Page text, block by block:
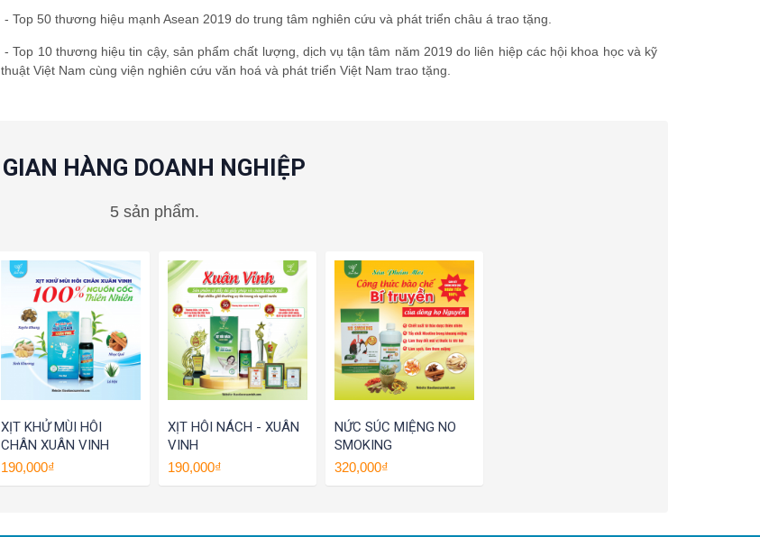
- Top 50 thương hiệu mạnh Asean 2019 do trung tâm nghiên cứu và phát triển châu á trao tặng.
- Top 10 thương hiệu tin cậy, sản phẩm chất lượng, dịch vụ tận tâm năm 2019 do liên hiệp các hội khoa học và kỹ
thuật Việt Nam cùng viện nghiên cứu văn hoá và phát triển Việt Nam trao tặng.
GIAN HÀNG DOANH NGHIỆP
5 sản phẩm.
XỊT KHỬ MÙI HÔI
CHÂN XUÂN VINH
190,000₫
XỊT HÔI NÁCH - XUÂN
VINH
190,000₫
NỨC SÚC MIỆNG NO
SMOKING
320,000₫